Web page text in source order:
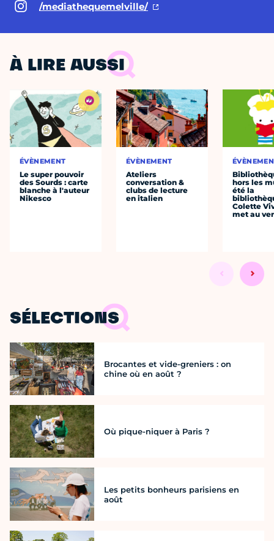
/mediathequemelville/
À LIRE AUSSI
ÉVÈNEMENT
Le super pouvoir
des Sourds : carte
blanche à l'auteur
Nikesco
ÉVÈNEMENT
Ateliers
conversation &
clubs de lecture
en italien
hors les
été la
Colette
met au
SÉLECTIONS
Brocantes et vide-greniers : on
chine où en août ?
Où pique-niquer à Paris ?
Les petits bonheurs parisiens en
août